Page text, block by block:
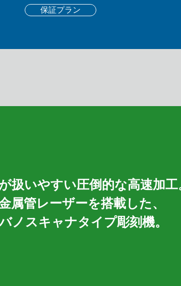
保証プラン
扱いやすい圧倒的な高速加工
属管レーザーを搭載した、
ノスキャナタイプ彫刻機。